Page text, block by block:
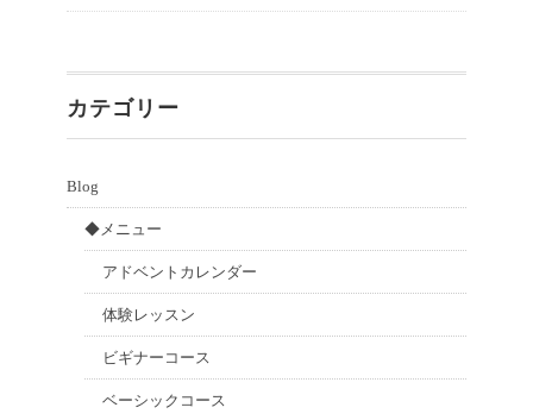
カテゴリー
Blog
◆メニュー
アドベントカレンダー
体験レッスン
ビギナーコース
ベーシックコース